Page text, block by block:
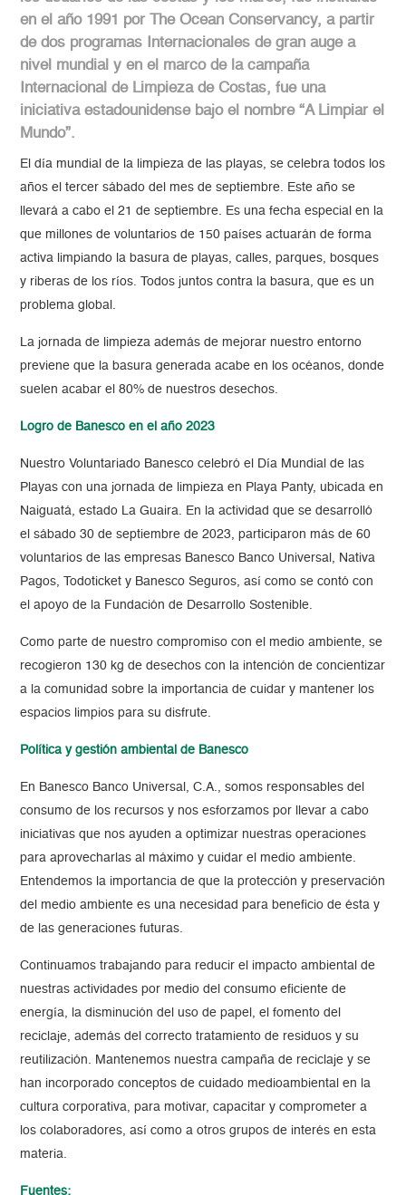
en el año 1991 por The Ocean Conservancy, a partir
de dos programas Internacionales de gran auge a
nivel mundial y en el marco de la campaña
Internacional de Limpieza de Costas, fue una
iniciativa estadounidense bajo el nombre “A Limpiar el
Mundo”.
El día mundial de la limpieza de las playas, se celebra todos los
años el tercer sábado del mes de septiembre. Este año se
llevará a cabo el 21 de septiembre. Es una fecha especial en la
que millones de voluntarios de 150 países actuarán de forma
activa limpiando la basura de playas, calles, parques, bosques
y riberas de los ríos. Todos juntos contra la basura, que es un
problema global.
La jornada de limpieza además de mejorar nuestro entorno
previene que la basura generada acabe en los océanos, donde
suelen acabar el 80% de nuestros desechos.
Logro de Banesco en el año 2023
Nuestro Voluntariado Banesco celebró el Día Mundial de las
Playas con una jornada de limpieza en Playa Panty, ubicada en
Naiguatá, estado La Guaira. En la actividad que se desarrolló
el sábado 30 de septiembre de 2023, participaron más de 60
voluntarios de las empresas Banesco Banco Universal, Nativa
Pagos, Todoticket y Banesco Seguros, así como se contó con
el apoyo de la Fundación de Desarrollo Sostenible.
Como parte de nuestro compromiso con el medio ambiente, se
recogieron 130 kg de desechos con la intención de concientizar
a la comunidad sobre la importancia de cuidar y mantener los
espacios limpios para su disfrute.
Política y gestión ambiental de Banesco
En Banesco Banco Universal, C.A., somos responsables del
consumo de los recursos y nos esforzamos por llevar a cabo
iniciativas que nos ayuden a optimizar nuestras operaciones
para aprovecharlas al máximo y cuidar el medio ambiente.
Entendemos la importancia de que la protección y preservación
del medio ambiente es una necesidad para beneficio de ésta y
de las generaciones futuras.
Continuamos trabajando para reducir el impacto ambiental de
nuestras actividades por medio del consumo eficiente de
energía, la disminución del uso de papel, el fomento del
reciclaje, además del correcto tratamiento de residuos y su
reutilización. Mantenemos nuestra campaña de reciclaje y se
han incorporado conceptos de cuidado medioambiental en la
cultura corporativa, para motivar, capacitar y comprometer a
los colaboradores, así como a otros grupos de interés en esta
materia.
Fuentes: